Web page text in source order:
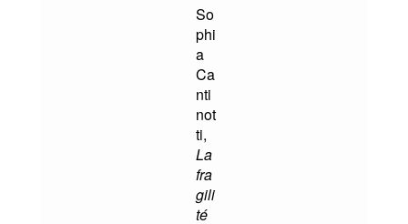
So
phi
a
Ca
nti
not
ti,
La
fra
gili
té